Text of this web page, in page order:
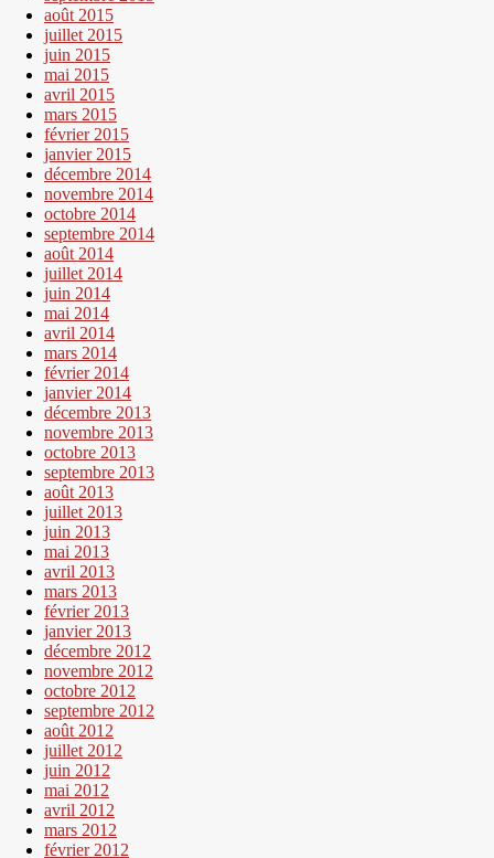
août 2015
juillet 2015
juin 2015
mai 2015
avril 2015
mars 2015
février 2015
janvier 2015
décembre 2014
novembre 2014
octobre 2014
septembre 2014
août 2014
juillet 2014
juin 2014
mai 2014
avril 2014
mars 2014
février 2014
janvier 2014
décembre 2013
novembre 2013
octobre 2013
septembre 2013
août 2013
juillet 2013
juin 2013
mai 2013
avril 2013
mars 2013
février 2013
janvier 2013
décembre 2012
novembre 2012
octobre 2012
septembre 2012
août 2012
juillet 2012
juin 2012
mai 2012
avril 2012
mars 2012
février 2012